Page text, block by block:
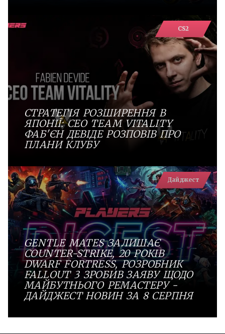
CS2
СТРАТЕГІЯ РОЗШИРЕННЯ В
ЯПОНІЇ: СEO TEAM VITALITY
ФАБ'ЄН ДЕВІДЕ РОЗПОВІВ ПРО
ПЛАНИ КЛУБУ
Дайджест
GENTLE MATES ЗАЛИШАЄ
COUNTER-STRIKE, 20 РОКІВ
DWARF FORTRESS, РОЗРОБНИК
FALLOUT 3 ЗРОБИВ ЗАЯВУ ЩОДО
МАЙБУТНЬОГО РЕМАСТЕРУ -
ДАЙДЖЕСТ НОВИН ЗА 8 СЕРПНЯ